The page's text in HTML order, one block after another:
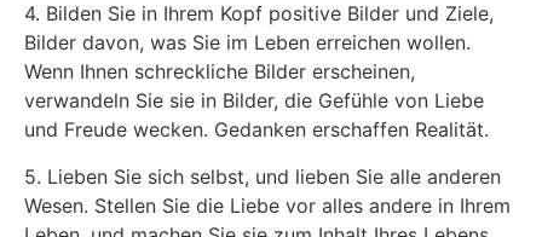
4. Bilden Sie in Ihrem Kopf positive Bilder und Ziele,
Bilder davon, was Sie im Leben erreichen wollen.
Wenn Ihnen schreckliche Bilder erscheinen,
verwandeln Sie sie in Bilder, die Gefühle von Liebe
und Freude wecken. Gedanken erschaffen Realität.
5. Lieben Sie sich selbst, und lieben Sie alle anderen
Wesen. Stellen Sie die Liebe vor alles andere in Ihrem